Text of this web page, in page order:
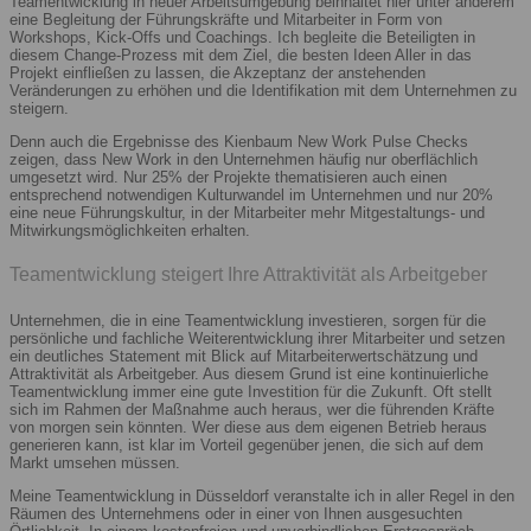
eine Begleitung der Führungskräfte und Mitarbeiter in Form von
Workshops, Kick-Offs und Coachings. Ich begleite die Beteiligten in
diesem Change-Prozess mit dem Ziel, die besten Ideen Aller in das
Projekt einfließen zu lassen, die Akzeptanz der anstehenden
Veränderungen zu erhöhen und die Identifikation mit dem Unternehmen zu
steigern.
Denn auch die Ergebnisse des Kienbaum New Work Pulse Checks
zeigen, dass New Work in den Unternehmen häufig nur oberflächlich
umgesetzt wird. Nur 25% der Projekte thematisieren auch einen
entsprechend notwendigen Kulturwandel im Unternehmen und nur 20%
eine neue Führungskultur, in der Mitarbeiter mehr Mitgestaltungs- und
Mitwirkungsmöglichkeiten erhalten.
Teamentwicklung steigert Ihre Attraktivität als Arbeitgeber
Unternehmen, die in eine Teamentwicklung investieren, sorgen für die
persönliche und fachliche Weiterentwicklung ihrer Mitarbeiter und setzen
ein deutliches Statement mit Blick auf Mitarbeiterwertschätzung und
Attraktivität als Arbeitgeber. Aus diesem Grund ist eine kontinuierliche
Teamentwicklung immer eine gute Investition für die Zukunft. Oft stellt
sich im Rahmen der Maßnahme auch heraus, wer die führenden Kräfte
von morgen sein könnten. Wer diese aus dem eigenen Betrieb heraus
generieren kann, ist klar im Vorteil gegenüber jenen, die sich auf dem
Markt umsehen müssen.
Meine Teamentwicklung in Düsseldorf veranstalte ich in aller Regel in den
Räumen des Unternehmens oder in einer von Ihnen ausgesuchten